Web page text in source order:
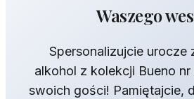
Waszego
Spersonalizujcie urocze
alkohol z kolekcji Bueno
swoich gości! Pamiętajcie,